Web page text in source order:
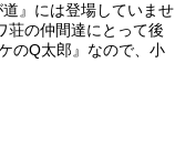
』には登場していませ
荘の仲間達にとって後
のQ太郎』なので、小